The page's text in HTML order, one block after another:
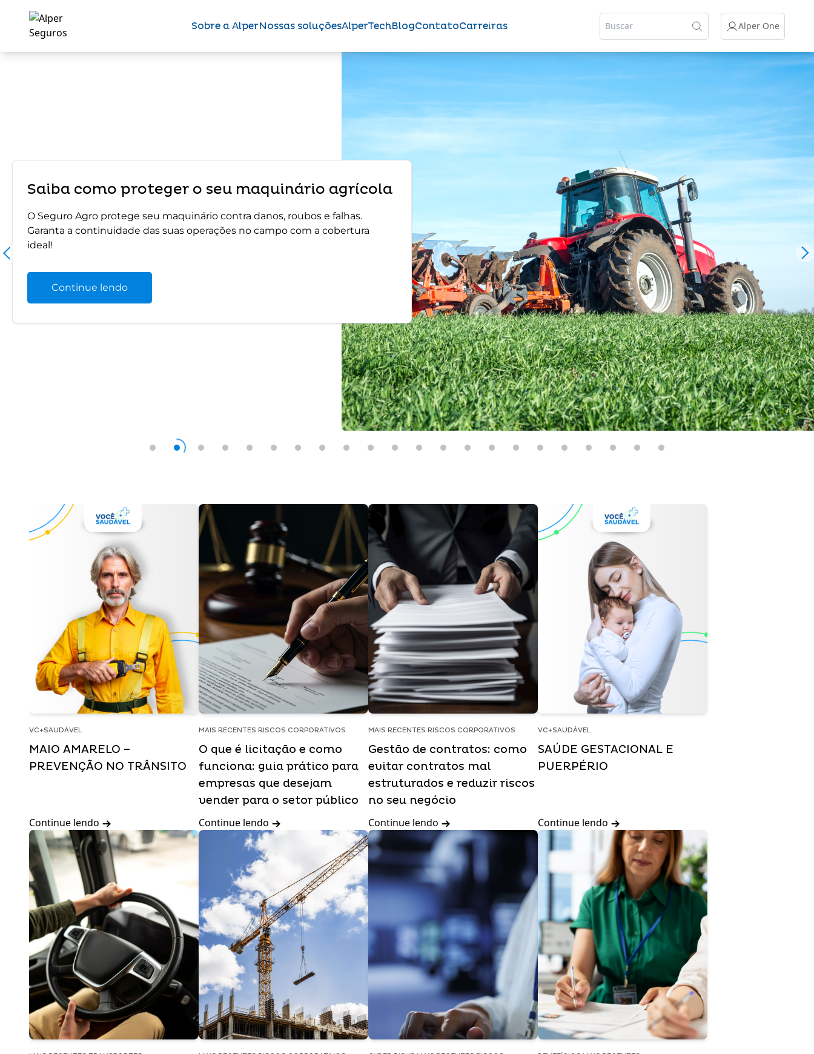
Sobre a AlperNossas soluçõesAlperTechBlogContatoCarreiras Alper One
Saiba como proteger o seu maquinário agrícola
O Seguro Agro protege seu maquinário contra danos, roubos e falhas.
Garanta a continuidade das suas operações no campo com a cobertura
ideal!
Continue lendo
VC+SAUDÁVEL
MAIO AMARELO –
PREVENÇÃO NO TRÂNSITO
Continue lendo
MAIS RECENTES RISCOS CORPORATIVOS
O que é licitação e como
funciona: guia prático para
empresas que desejam
vender para o setor público
Continue lendo
MAIS RECENTES RISCOS CORPORATIVOS
Gestão de contratos: como
evitar contratos mal
estruturados e reduzir riscos
no seu negócio
Continue lendo
VC+SAUDÁVEL
SAÚDE GESTACIONAL E
PUERPÉRIO
Continue lendo